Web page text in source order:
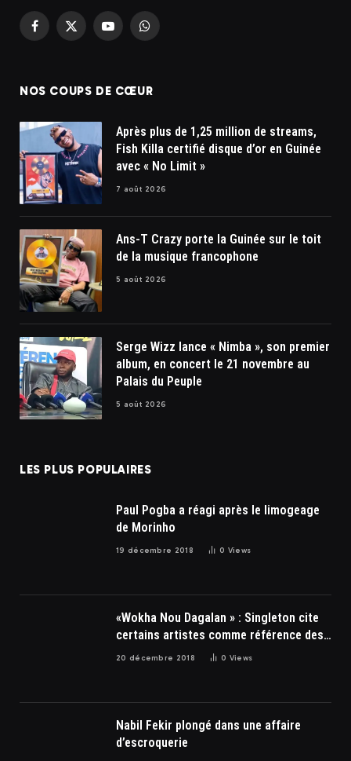
Facebook
X
YouTubeWhatsApp
NOS COUPS DE CŒUR
Après plus de 1,25 million de streams,
Fish Killa certifié disque d’or en Guinée
avec « No Limit »
7 août 2026
Ans-T Crazy porte la Guinée sur le toit
de la musique francophone
5 août 2026
Serge Wizz lance « Nimba », son premier
album, en concert le 21 novembre au
Palais du Peuple
5 août 2026
LES PLUS POPULAIRES
Paul Pogba a réagi après le limogeage
de Morinho
19 décembre 2018 0 Views
«Wokha Nou Dagalan » : Singleton cite
certains artistes comme référence des
soulards
20 décembre 2018 0 Views
Nabil Fekir plongé dans une affaire
d’escroquerie